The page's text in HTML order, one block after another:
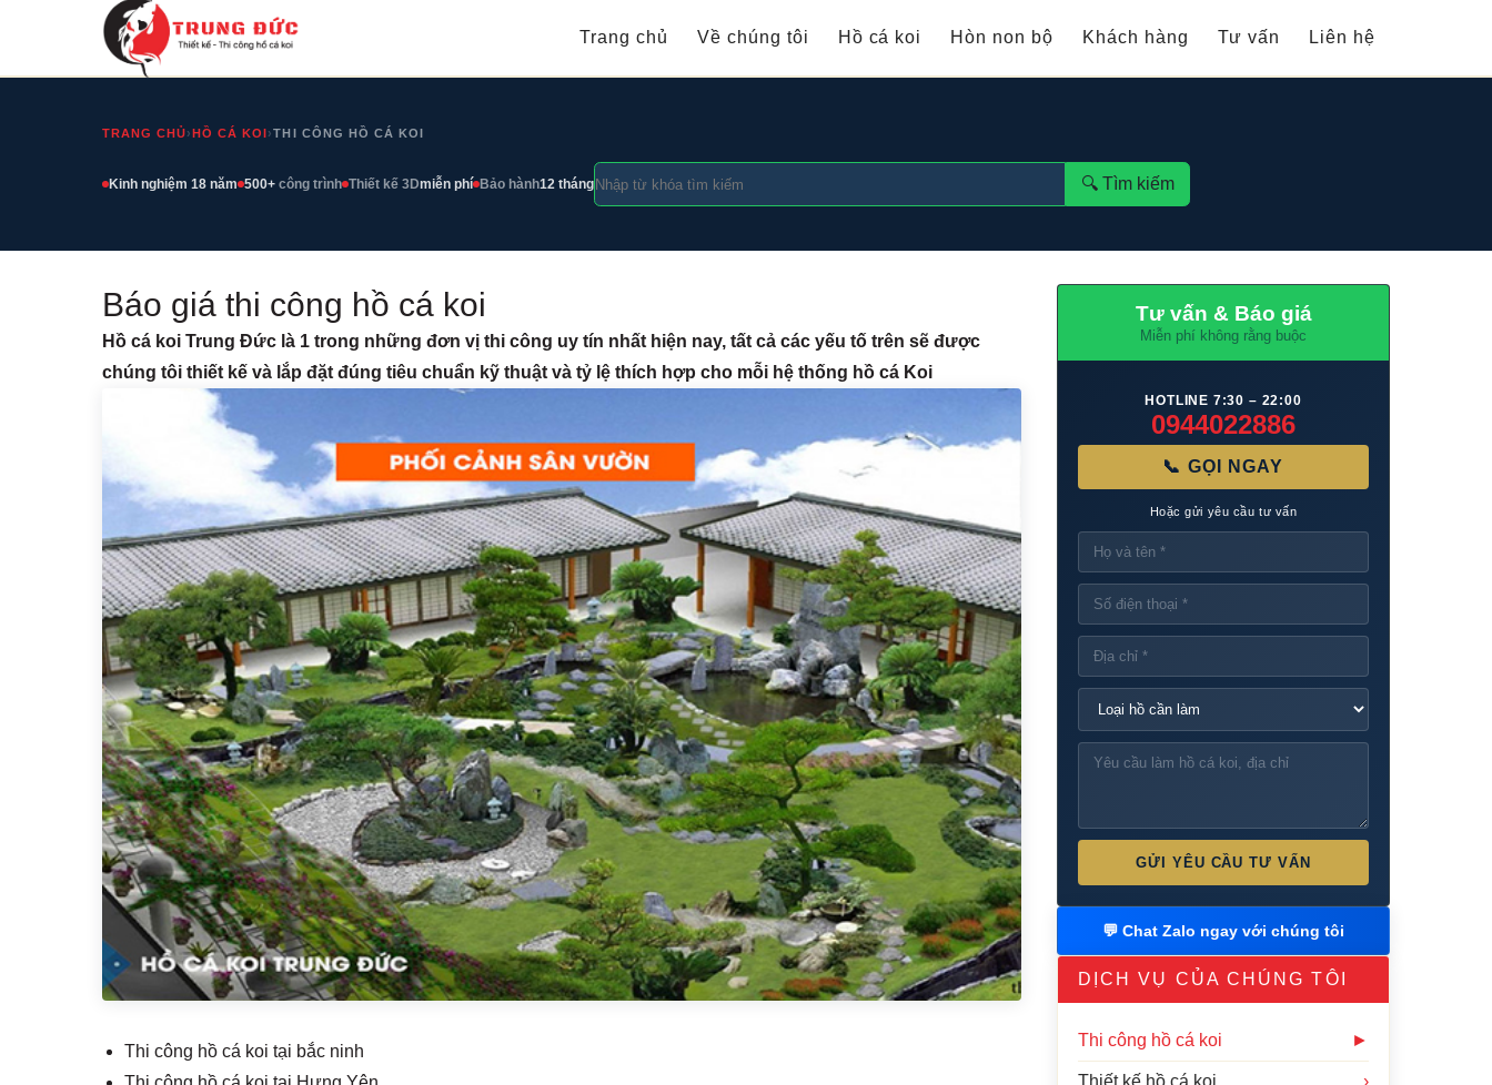
Trang chủ Về chúng tôi Hồ cá koi Hòn non bộ Khách hàng Tư vấn Liên hệ
TRANG CHỦ›HỒ CÁ KOI›THI CÔNG HỒ CÁ KOI
Kinh nghiệm 18 năm 500+ công trình Thiết kế 3Dmiễn phí Bảo hành12 tháng 🔍︎ Tìm kiếm
Báo giá thi công hồ cá koi
Hồ cá koi Trung Đức là 1 trong những đơn vị thi công uy tín nhất hiện nay, tất cả các yếu tố trên sẽ được
chúng tôi thiết kế và lắp đặt đúng tiêu chuẩn kỹ thuật và tỷ lệ thích hợp cho mỗi hệ thống hồ cá Koi
Thi công hồ cá koi tại bắc ninh
Tư vấn & Báo giá
Miễn phí không rằng buộc
HOTLINE 7:30 – 22:00
0944022886
📞 GỌI NGAY
Hoặc gửi yêu cầu tư vấn
GỬI YÊU CẦU TƯ VẤN
💬 Chat Zalo ngay với chúng tôi
DỊCH VỤ CỦA CHÚNG TÔI
Thi công hồ cá koi ►
Thiết kế hồ cá koi ›